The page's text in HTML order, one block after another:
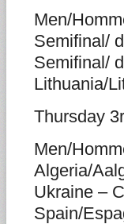
Men/
Semifinal/
Semifinal/
Lithuania/
Thursday
Men/
Algeria/
Ukraine –
Spain/